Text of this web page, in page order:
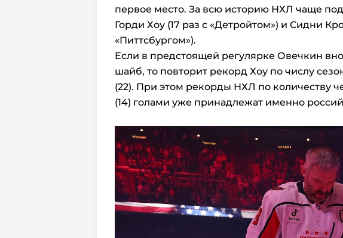
первое место. За всю историю НХЛ чаще
Горди Хоу (17 раз с «Детройтом») и Сидни
«Питтсбургом»).
Если в предстоящей регулярке Овечкин
шайб, то повторит рекорд Хоу по числу
(22). При этом рекорды НХЛ по количеству
(14) голами уже принадлежат именно